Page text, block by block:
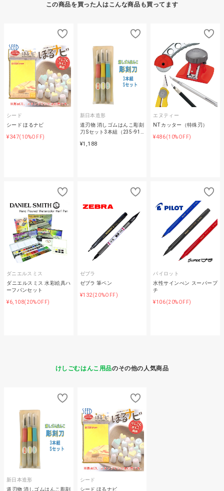
この商品を買った人はこんな商品も買ってます
シード
シード ほるナビ
¥347(10%OFF)
新日本造形
道刃物 消しゴムはんこ彫刻
刀 Sセット3本組（235-91…
¥1,188
エヌティー
NT カッター（特殊刃）
¥486(10%OFF)
ダニエルスミス
ダニエルスミス 水彩絵具ハ
ーフパンセット
¥6,108(20%OFF)
ゼブラ
ゼブラ 筆ペン
¥132(20%OFF)
パイロット
水性サインぺン スーパープ
チ
¥106(20%OFF)
けしごむはんこ用品のその他の人気商品
新日本造形
道刃物 消しゴムはんこ彫刻
シード
シード ほるナビ